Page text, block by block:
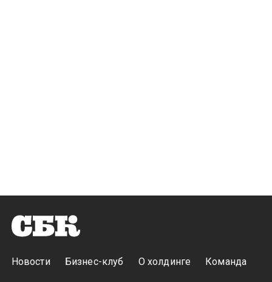
Новости Бизнес-клуб О холдинге Команда